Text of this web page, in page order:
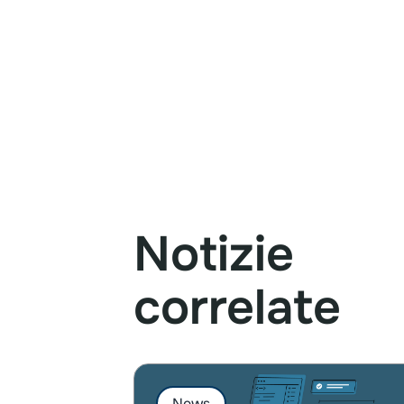
Notizie
correlate